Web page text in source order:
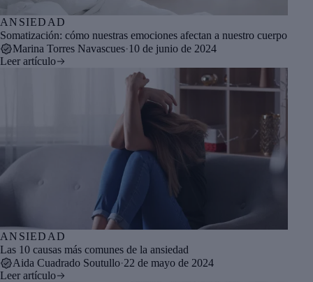
ANSIEDAD
Somatización: cómo nuestras emociones afectan a nuestro cuerpo
Marina Torres Navascues·10 de junio de 2024
Leer artículo
ANSIEDAD
Las 10 causas más comunes de la ansiedad
Aida Cuadrado Soutullo·22 de mayo de 2024
Leer artículo